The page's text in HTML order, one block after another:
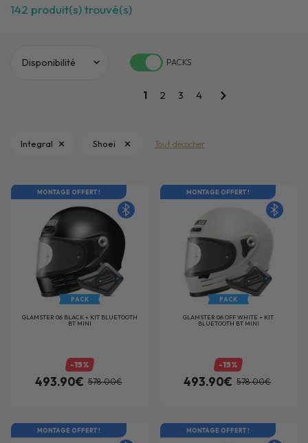
142 produit(s) trouvé(s)
PACKS
1 2 3 4
Integral Shoei Tout décocher
MONTAGE OFFERT !
PACK
GLAMSTER 06 BLACK + KIT BLUETOOTH
BT MINI
-15%
493.90€ 578.00€
MONTAGE OFFERT !
PACK
GLAMSTER 06 OFF WHITE + KIT
BLUETOOTH BT MINI
-15%
493.90€ 578.00€
MONTAGE OFFERT ! MONTAGE OFFERT !